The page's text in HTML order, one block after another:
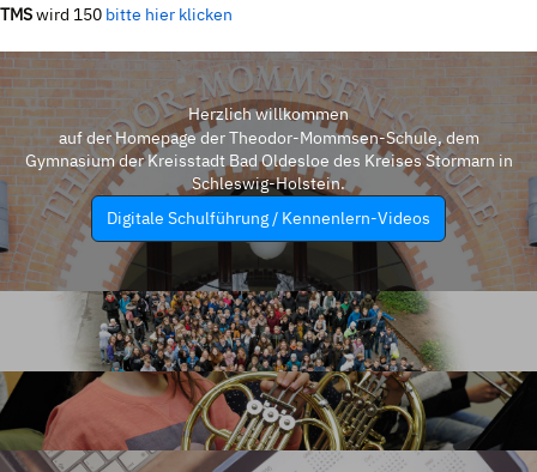
TMSwird 150 bitte hier klicken
Herzlich willkommen
auf der Homepage der Theodor-Mommsen-Schule, dem
Gymnasium der Kreisstadt Bad Oldesloe des Kreises Stormarn in
Schleswig-Holstein.
Digitale Schulführung / Kennenlern-Videos